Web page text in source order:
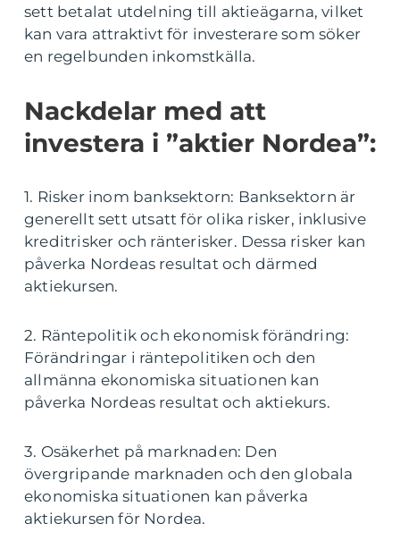
sett betalat utdelning till aktieägarna, vilket
kan vara attraktivt för investerare som söker
en regelbunden inkomstkälla.
Nackdelar med att
investera i ”aktier Nordea”:
1. Risker inom banksektorn: Banksektorn är
generellt sett utsatt för olika risker, inklusive
kreditrisker och ränterisker. Dessa risker kan
påverka Nordeas resultat och därmed
aktiekursen.
2. Räntepolitik och ekonomisk förändring:
Förändringar i räntepolitiken och den
allmänna ekonomiska situationen kan
påverka Nordeas resultat och aktiekurs.
3. Osäkerhet på marknaden: Den
övergripande marknaden och den globala
ekonomiska situationen kan påverka
aktiekursen för Nordea.